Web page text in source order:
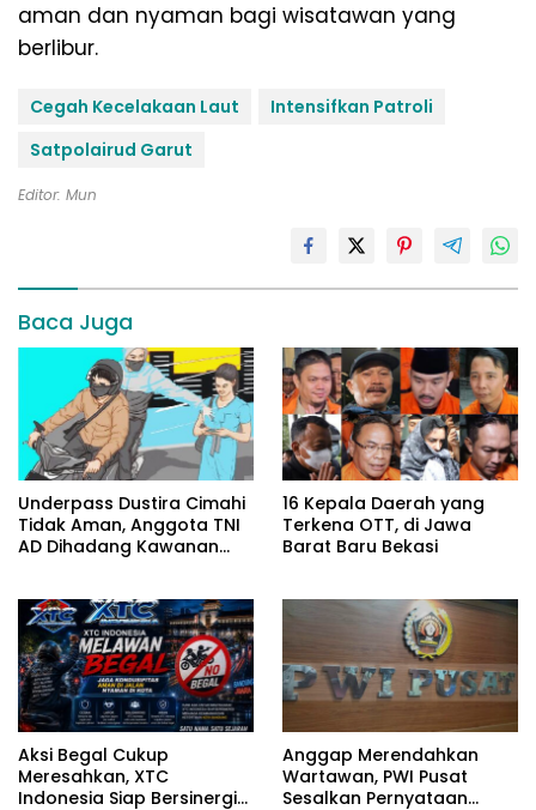
aman dan nyaman bagi wisatawan yang
berlibur.
Cegah Kecelakaan Laut
Intensifkan Patroli
Satpolairud Garut
Editor: Mun
Baca Juga
Underpass Dustira Cimahi
Tidak Aman, Anggota TNI
AD Dihadang Kawanan
16 Kepala Daerah yang
Terkena OTT, di Jawa
Barat Baru Bekasi
Aksi Begal Cukup
Meresahkan, XTC
Indonesia Siap Bersinergi
Anggap Merendahkan
Wartawan, PWI Pusat
Sesalkan Pernyataan